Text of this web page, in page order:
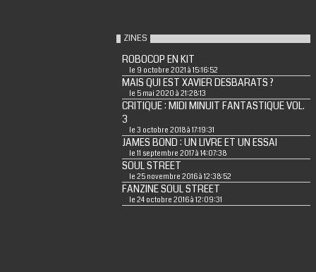
ZINES
ROBOCOP EN KIT
le 9 octobre 2021 à 15:16:52
MAIS QUI EST XAVIER DESBARATS ?
le 5 mai 2020 à 21:28:13
CRITIQUE : MIDI MINUIT FANTASTIQUE VOL.
3
le 3 octobre 2018 à 17:19:31
JAMES BOND : UN LIVRE ET UN ESSAI
le 11 septembre 2017 à 14:07:38
SOUL STREET
le 25 novembre 2016 à 12:38:52
FANZINE SOUL STREET
le 24 octobre 2016 à 12:09:31